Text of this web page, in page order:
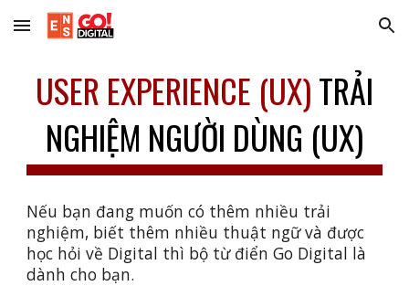
Skip to main content Skip to navigation
USER EXPERIENCE (UX)TRẢI
NGHIỆM NGƯỜI DÙNG (UX)
Nếu bạn đang muốn có thêm nhiều trải
nghiệm, biết thêm nhiều thuật ngữ và được
học hỏi về Digital thì bộ từ điển Go Digital là
dành cho bạn.